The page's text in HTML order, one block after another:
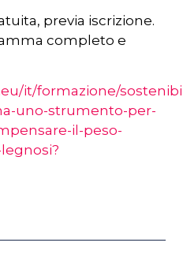
previa iscrizione.
completo e
it/formazione/
uno-strumento-per-
il-peso-